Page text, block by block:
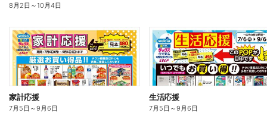
8月2日 ～10月4日
家計応援
7月5日 ～9月6日
生活応援
7月5日 ～9月6日